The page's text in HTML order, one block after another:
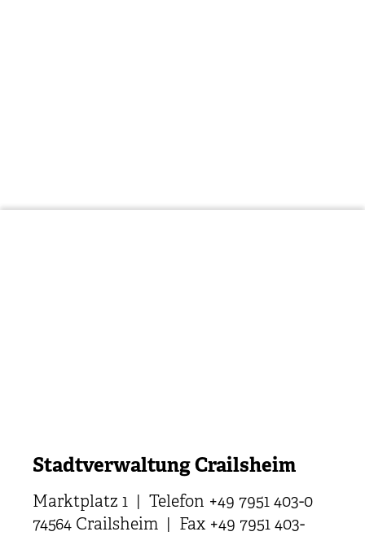
Stadtverwaltung Crailsheim
Marktplatz 1 | Telefon +49 7951 403-0
74564 Crailsheim | Fax +49 7951 403-